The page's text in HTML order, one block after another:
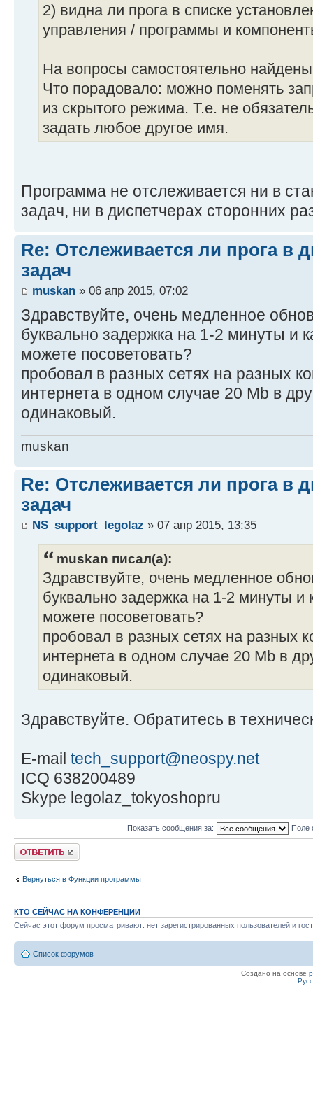
2) видна ли прога в списке
управления / программы и
На вопросы самостоятельно
Что порадовало: можно поменять
из скрытого режима. Т.е. не
задать любое другое имя.
Программа не отслеживается ни в
задач, ни в диспетчерах сторонних
Re: Отслеживается ли прога в
задач
muskan » 06 апр 2015, 07:02
Здравствуйте, очень медленное
буквально задержка на 1-2 минуты и
можете посоветовать?
пробовал в разных сетях на разных
интернета в одном случае 20 Mb в
одинаковый.
muskan
Re: Отслеживается ли прога в
задач
NS_support_legolaz » 07 апр 2015, 13:35
muskan писал(а):
Здравствуйте, очень медленное
буквально задержка на 1-2 минуты и
можете посоветовать?
пробовал в разных сетях на разных
интернета в одном случае 20 Mb в
одинаковый.
Здравствуйте. Обратитесь в
E-mail tech_support@neospy.net
ICQ 638200489
Skype legolaz_tokyoshopru
Показать сообщения за: Поле
Ответить
Вернуться в Функции программы
КТО СЕЙЧАС НА КОНФЕРЕНЦИИ
Сейчас этот форум просматривают: нет зарегистрированных пользователей и
Список форумов
Создано на основе